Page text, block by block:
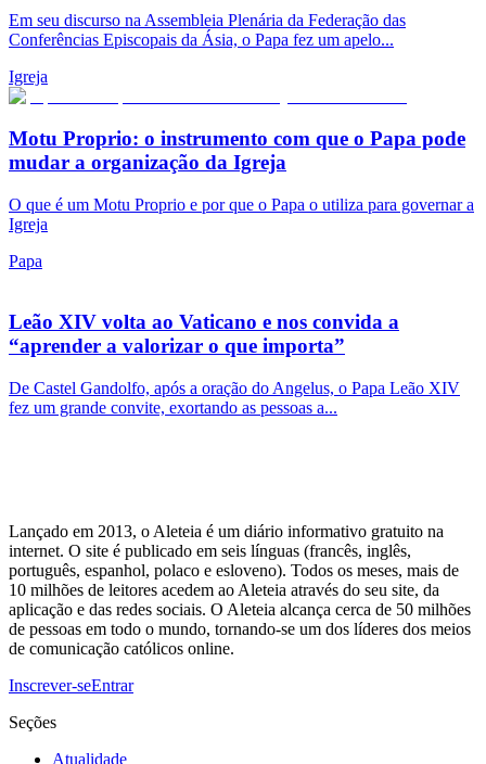
Em seu discurso na Assembleia Plenária da Federação das
Conferências Episcopais da Ásia, o Papa fez um apelo...
Igreja
Motu Proprio: o instrumento com que o Papa pode
mudar a organização da Igreja
O que é um Motu Proprio e por que o Papa o utiliza para governar a
Igreja
Papa
Leão XIV volta ao Vaticano e nos convida a
“aprender a valorizar o que importa”
De Castel Gandolfo, após a oração do Angelus, o Papa Leão XIV
fez um grande convite, exortando as pessoas a...
Lançado em 2013, o Aleteia é um diário informativo gratuito na
internet. O site é publicado em seis línguas (francês, inglês,
português, espanhol, polaco e esloveno). Todos os meses, mais de
10 milhões de leitores acedem ao Aleteia através do seu site, da
aplicação e das redes sociais. O Aleteia alcança cerca de 50 milhões
de pessoas em todo o mundo, tornando-se um dos líderes dos meios
de comunicação católicos online.
Inscrever-seEntrar
Seções
Atualidade